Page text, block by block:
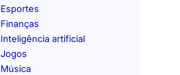
Esportes
Finanças
Inteligência artificial
Jogos
Música